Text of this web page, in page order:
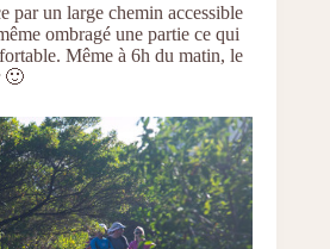
par un large chemin accessible
ombragé une partie ce qui
Même à 6h du matin, le
🙂